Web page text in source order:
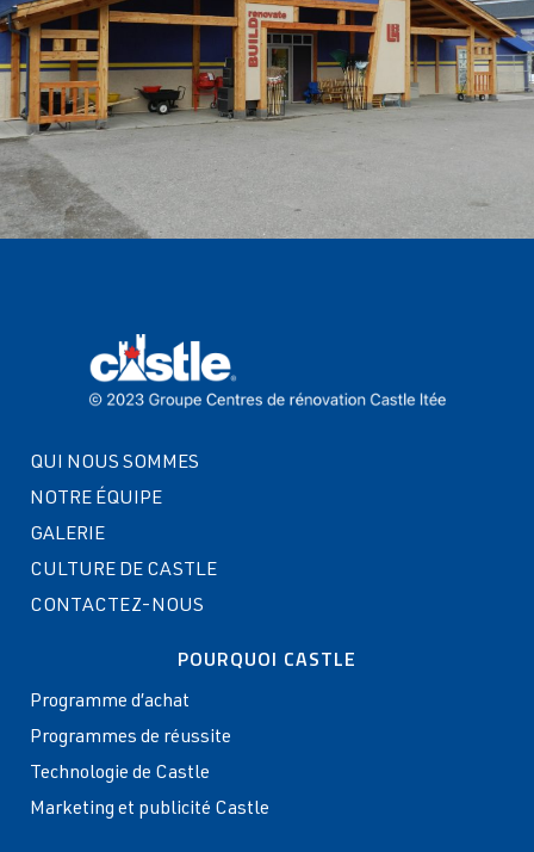
QUI NOUS SOMMES
NOTRE ÉQUIPE
GALERIE
CULTURE DE CASTLE
CONTACTEZ-NOUS
POURQUOI CASTLE
Programme d’achat
Programmes de réussite
Technologie de Castle
Marketing et publicité Castle